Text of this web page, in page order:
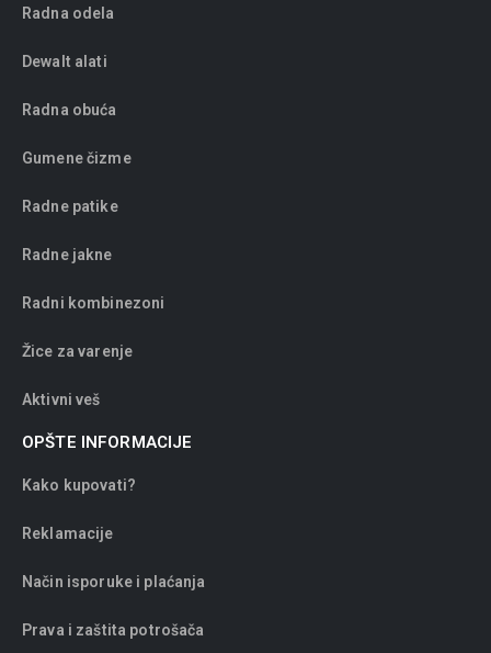
Radna odela
Dewalt alati
Radna obuća
Gumene čizme
Radne patike
Radne jakne
Radni kombinezoni
Žice za varenje
Aktivni veš
OPŠTE INFORMACIJE
Kako kupovati?
Reklamacije
Način isporuke i plaćanja
Prava i zaštita potrošača